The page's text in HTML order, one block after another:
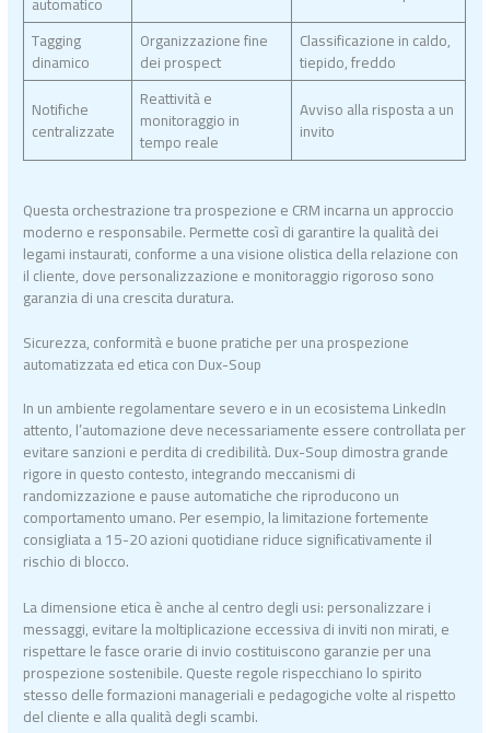
Tagging
dinamico
Organizzazione fine
dei prospect
Classificazione in caldo,
tiepido, freddo
Notifiche
centralizzate
Reattività e
monitoraggio in
tempo reale
Avviso alla risposta a un
invito
Questa orchestrazione tra prospezione e CRM incarna un approccio
moderno e responsabile. Permette così di garantire la qualità dei
legami instaurati, conforme a una visione olistica della relazione con
il cliente, dove personalizzazione e monitoraggio rigoroso sono
garanzia di una crescita duratura.
Sicurezza, conformità e buone pratiche per una prospezione
automatizzata ed etica con Dux-Soup
In un ambiente regolamentare severo e in un ecosistema LinkedIn
attento, l’automazione deve necessariamente essere controllata per
evitare sanzioni e perdita di credibilità. Dux-Soup dimostra grande
rigore in questo contesto, integrando meccanismi di
randomizzazione e pause automatiche che riproducono un
comportamento umano. Per esempio, la limitazione fortemente
consigliata a 15-20 azioni quotidiane riduce significativamente il
rischio di blocco.
La dimensione etica è anche al centro degli usi: personalizzare i
messaggi, evitare la moltiplicazione eccessiva di inviti non mirati, e
rispettare le fasce orarie di invio costituiscono garanzie per una
prospezione sostenibile. Queste regole rispecchiano lo spirito
stesso delle formazioni manageriali e pedagogiche volte al rispetto
del cliente e alla qualità degli scambi.